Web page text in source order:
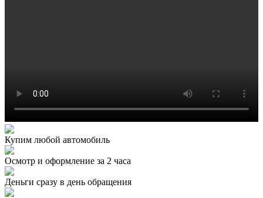
Купим любой автомобиль
Осмотр и оформление за 2 часа
Деньги сразу в день обращения